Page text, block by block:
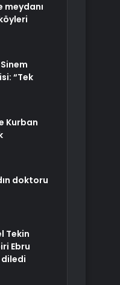
meydanı
“Tek
Kurban
doktoru
Tekin
Ebru
diledi